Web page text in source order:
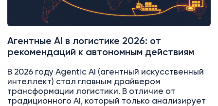
Агентные AI в логистике 2026: от
рекомендаций к автономным действиям
В 2026 году Agentic AI (агентный искусственный
интеллект) стал главным драйвером
трансформации логистики. В отличие от
традиционного AI, который только анализирует